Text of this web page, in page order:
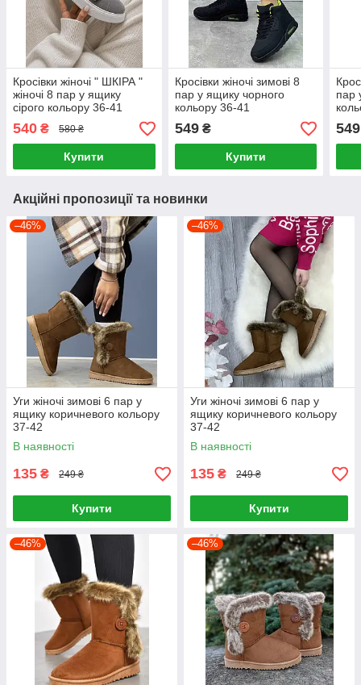
Кросівки жіночі " ШКІРА "
жіночі 8 пар у ящику
сірого кольору 36-41
540 ₴ 580 ₴
Купити
Кросівки жіночі зимові 8
пар у ящику чорного
кольору 36-41
549₴
Купити
пар
549
Акційні пропозиції та новинки
–46%
Уги жіночі зимові 6 пар у
ящику коричневого кольору
37-42
В наявності
135 ₴ 249 ₴
Купити
–46%
Уги жіночі зимові 6 пар у
ящику коричневого кольору
37-42
В наявності
135 ₴ 249 ₴
Купити
–46% –46%